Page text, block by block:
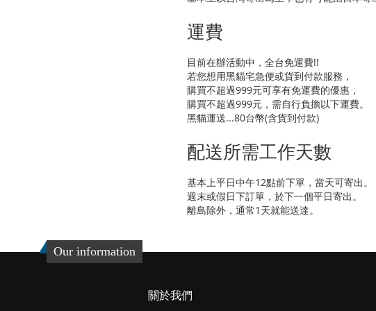
運費
目前在辦活動中，全台免運費!!
若您想用黑貓宅急便或貨到付款服務，
購買不超過999元可享有免運費的優惠，
購買不超過999元，需自行負擔以下運費。
黑貓運送...80台幣(含貨到付款)
配送所需工作天數
基本上平日中午12點前下單，當天可寄出。
週末或假日下訂單，於下一個平日寄出。
離島除外，通常1天就能送達。
Our information
關於我們